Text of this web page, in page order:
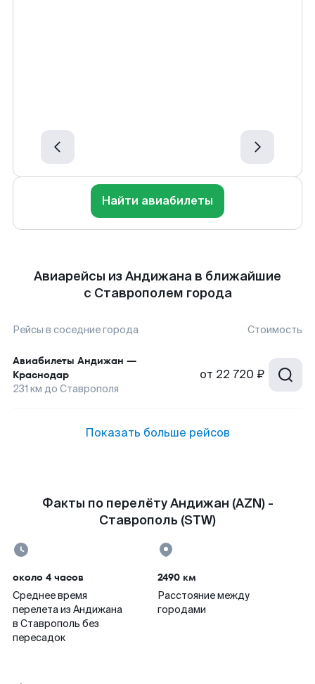
Найти авиабилеты
Авиарейсы из Андижана в ближайшие
с Ставрополем города
Рейсы в соседние города Стоимость
Авиабилеты Андижан —
Краснодар
231 км до Ставрополя
от 22 720 ₽
Показать больше рейсов
Факты по перелёту Андижан (AZN) -
Ставрополь (STW)
около 4 часов
Среднее время
перелета из Андижана
в Ставрополь без
пересадок
2490 км
Расстояние между
городами